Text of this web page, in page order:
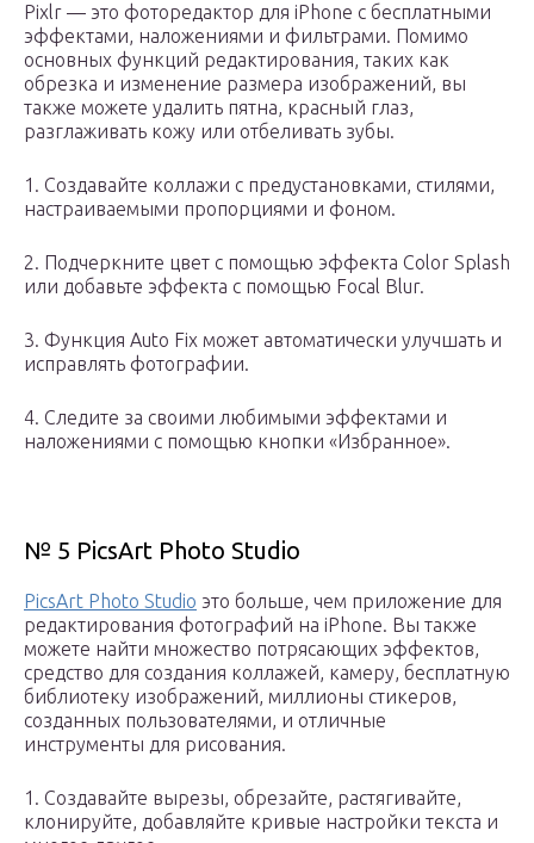
Pixlr — это фоторедактор для iPhone с бесплатными
эффектами, наложениями и фильтрами. Помимо
основных функций редактирования, таких как
обрезка и изменение размера изображений, вы
также можете удалить пятна, красный глаз,
разглаживать кожу или отбеливать зубы.
1. Создавайте коллажи с предустановками, стилями,
настраиваемыми пропорциями и фоном.
2. Подчеркните цвет с помощью эффекта Color Splash
или добавьте эффекта с помощью Focal Blur.
3. Функция Auto Fix может автоматически улучшать и
исправлять фотографии.
4. Следите за своими любимыми эффектами и
наложениями с помощью кнопки «Избранное».
№ 5 PicsArt Photo Studio
PicsArt Photo Studio это больше, чем приложение для
редактирования фотографий на iPhone. Вы также
можете найти множество потрясающих эффектов,
средство для создания коллажей, камеру, бесплатную
библиотеку изображений, миллионы стикеров,
созданных пользователями, и отличные
инструменты для рисования.
1. Создавайте вырезы, обрезайте, растягивайте,
клонируйте, добавляйте кривые настройки текста и